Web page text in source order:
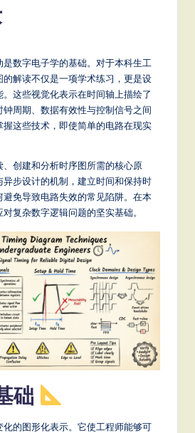
数字电子学的基础。对于本科生工
解读不仅是一项学术练习，更是设
这些视觉化表示在时间轴上描绘了
周期、数据有效性与控制信号之间
这些技术，即使简单的电路在现实
创建和分析时序图所需的核心原
步设计的机制，建立时间和保持时
避免导致电路失效的常见陷阱。在本
复杂数字逻辑问题的坚实基础。
础
的图形化表示。它使工程师能够可